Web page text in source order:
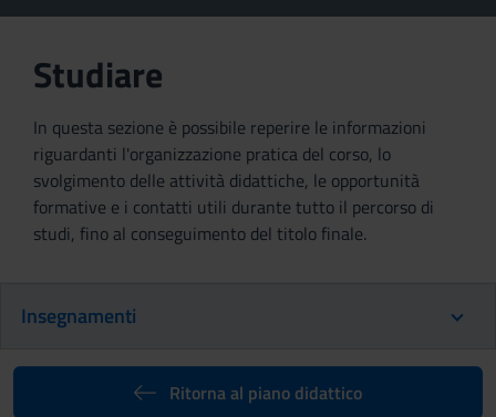
Studiare
In questa sezione è possibile reperire le informazioni
riguardanti l'organizzazione pratica del corso, lo
svolgimento delle attività didattiche, le opportunità
formative e i contatti utili durante tutto il percorso di
studi, fino al conseguimento del titolo finale.
Insegnamenti
Ritorna al piano didattico